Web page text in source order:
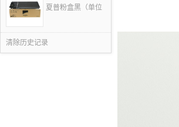
夏普粉盒黑（单位
清除历史记录